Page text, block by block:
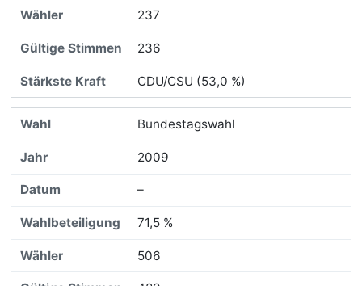
237
236
CDU/CSU (53,0 %)
Bundestagswahl
2009
–
71,5 %
506